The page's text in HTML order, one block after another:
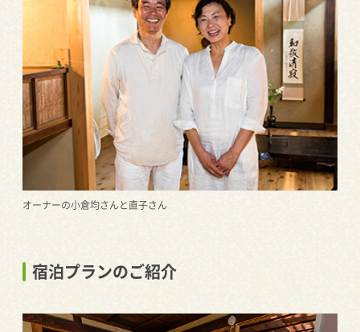
オーナーの小倉均さんと直子さん
宿泊プランのご紹介